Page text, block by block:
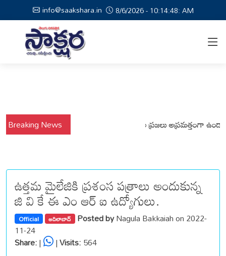
info@saakshara.in 8/6/2026 - 10:14:49: AM
Breaking News
నేపథ్యంలో కోటపల్లి, వేమనపల్లి మండలాల ప్రజలు అప్రమత్తంగా ఉండాలి
ఉత్తమ మైలేజికి ప్రశంస పత్రాలు అందుకున్న
జి వి కే ఈ ఎం ఆర్ ఐ ఉద్యోగులు.
Official ఆదిలాబాద్ Posted byNagula Bakkaiah on 2022-
11-24
Share:| |Visits:564